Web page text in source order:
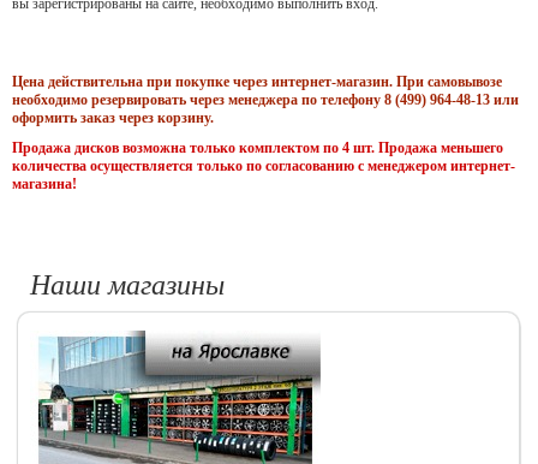
вы зарегистрированы на сайте, необходимо выполнить вход.
Цена действительна при покупке через интернет-магазин. При самовывозе
необходимо резервировать через менеджера по телефону 8 (499) 964-48-13 или
оформить заказ через корзину.
Продажа дисков возможна только комплектом по 4 шт. Продажа меньшего
количества осуществляется только по согласованию с менеджером интернет-
магазина!
Наши магазины